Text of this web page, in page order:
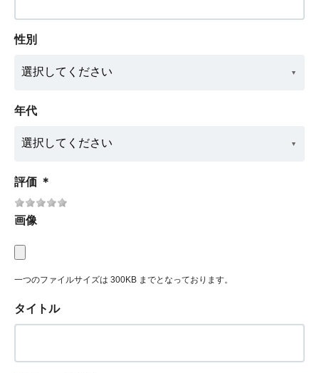
性別
年代
評価 ＊
画像
一つのファイルサイズは 300KB までとなっております。
タイトル